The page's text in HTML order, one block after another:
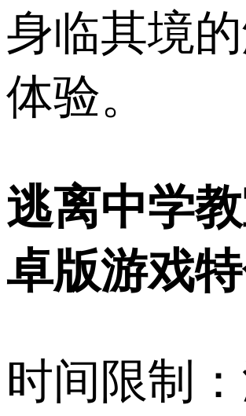
身临其境
体验。
逃离中学
卓版游戏
时间限制